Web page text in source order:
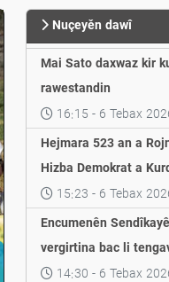
Nuçeyěn dawî
Mai Sato daxwaz kir
rawestandin
16:15 - 6 Tebax
Hejmara 523 an a
Hizba Demokrat a
weşandin
15:23 - 6 Tebax
Encumenên
vergirtina bac li
14:30 - 6 Tebax